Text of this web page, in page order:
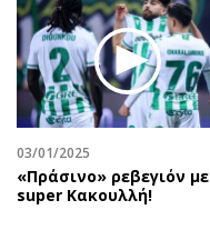
03/01/2025
«Πράσινο» ρεβεγιόν με
super Κακουλλή!